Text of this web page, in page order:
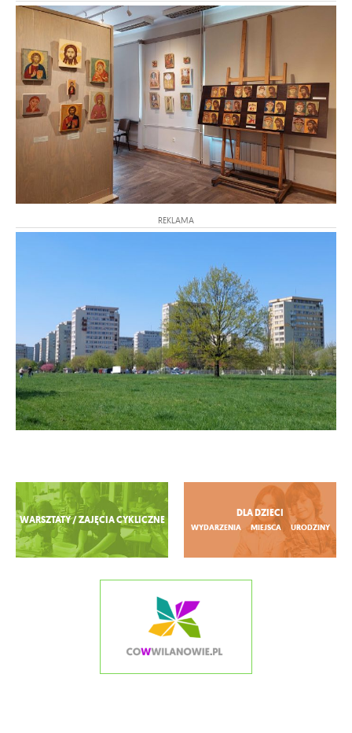
REKLAMA
Zobacz więcej
WARSZTATY / ZAJĘCIA CYKLICZNE
DLA DZIECI
WYDARZENIA MIEJSCA URODZINY